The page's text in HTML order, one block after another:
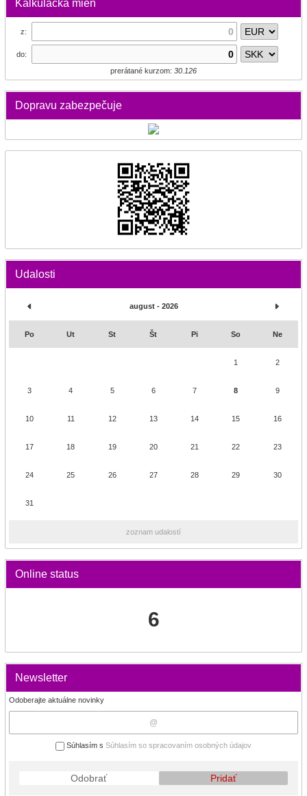
Kalkulačka mien
z:
do:
prerátané kurzom: 30.126
Dopravu zabezpečuje
Udalosti
august - 2026
Po Ut St Št Pi So Ne
1 2
3 4 5 6 7 8 9
10 11 12 13 14 15 16
17 18 19 20 21 22 23
24 25 26 27 28 29 30
31
zoznam udalostí
Online status
6
Newsletter
Odoberajte aktuálne novinky
Súhlasím s Súhlasím so spracovaním osobných údajov
Odobrať Pridať